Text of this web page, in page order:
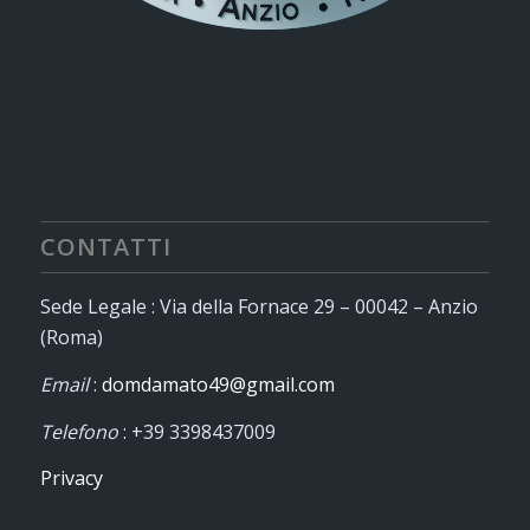
CONTATTI
Sede Legale : Via della Fornace 29 – 00042 – Anzio
(Roma)
Email: domdamato49@gmail.com
Telefono: +39 3398437009
Privacy